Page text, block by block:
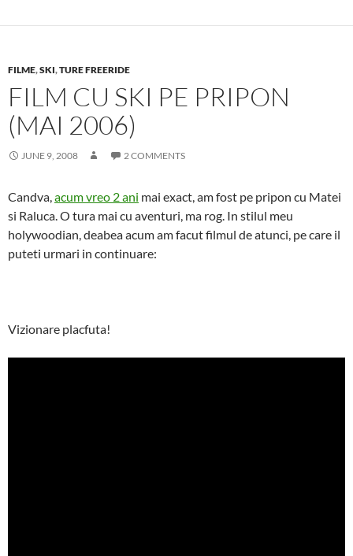
FILME,SKI,TURE FREERIDE
FILM CU SKI PE PRIPON
(MAI 2006)
JUNE 9, 2008 2 COMMENTS
Candva,acum vreo 2 ani mai exact, am fost pe pripon cu Matei
si Raluca. O tura mai cu aventuri, ma rog. In stilul meu
holywoodian, deabea acum am facut filmul de atunci, pe care il
puteti urmari in continuare:
Vizionare placfuta!